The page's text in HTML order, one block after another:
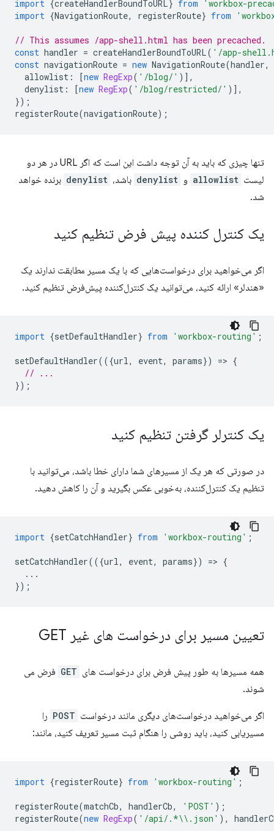
import {createHandlerBoundToURL} from
'workbox-
import {NavigationRoute, registerRoute} from
// This assumes /app-shell.html has been precached.
const handler = createHandlerBoundToURL( '/app-
const navigationRoute = new NavigationRoute(handler,
allowlist : [new RegExp( '/blog/' )],
denylist : [new RegExp( '/blog/restricted/' )],
});
registerRoute(navigationRoute);
تنها چیزی که باید به آن توجه داشت این است که اگر URL در هر دو
لیست allowlist و denylist باشد، denylist برنده خواهد
شد.
یک کنترل کننده پیش فرض تنظیم کنید
اگر می‌خواهید برای درخواست‌هایی که با یک مسیر مطابقت ندارند یک
«هندلر» ارائه کنید، می‌توانید یک کنترل‌کننده پیش‌فرض تنظیم کنید.
import {setDefaultHandler} from 'workbox-routing' ;
setDefaultHandler(({url, event, params}) => {
// ...
});
یک کنترلر گرفتن تنظیم کنید
در صورتی که هر یک از مسیرهای شما دارای خطا باشد، می‌توانید با
تنظیم یک کنترل‌کننده، به‌خوبی عکس بگیرید و آن را کاهش دهید.
import {setCatchHandler} from 'workbox-routing' ;
setCatchHandler(({url, event, params}) => {
...
});
تعیین مسیر برای درخواست های غیر GET
همه مسیرها به طور پیش فرض برای درخواست های GET فرض می
شوند.
اگر می‌خواهید درخواست‌های دیگری مانند درخواست POST را
مسیریابی کنید، باید روشی را هنگام ثبت مسیر تعریف کنید، مانند:
import {registerRoute} from 'workbox-routing' ;
registerRoute(matchCb, handlerCb, 'POST' );
registerRoute(new RegExp( '/api/.*\\.json' ),